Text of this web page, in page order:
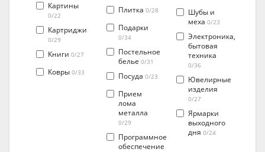
Картины
0/22
Картриджи
0/29
Книги 0/27
Ковры 0/33
Плитка 0/28
Подарки
0/34
Постельное
белье 0/31
Посуда 0/23
Прием
лома
металла
0/29
Программное
обеспечение
Шубы и
меха0/23
Электроника,
бытовая
техника
0/36
Ювелирные
изделия
0/27
Ярмарки
выходного
дня0/24